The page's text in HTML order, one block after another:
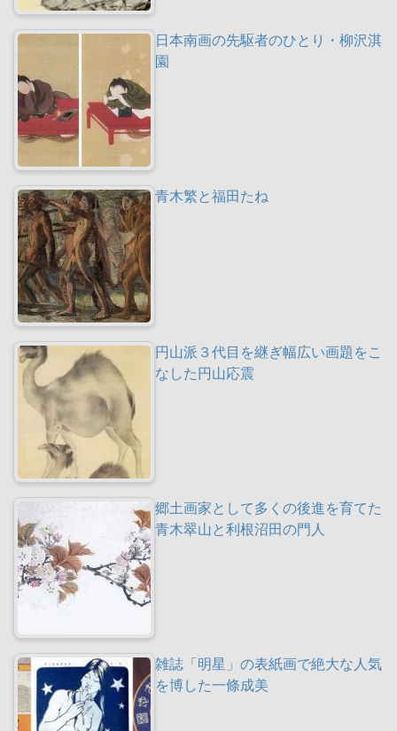
日本南画の先駆者のひとり・柳沢淇
園
青木繁と福田たね
円山派３代目を継ぎ幅広い画題をこ
なした円山応震
郷土画家として多くの後進を育てた
青木翠山と利根沼田の門人
雑誌「明星」の表紙画で絶大な人気
を博した一條成美